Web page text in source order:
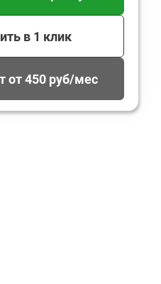
в 1 клик
от 450 руб/мес